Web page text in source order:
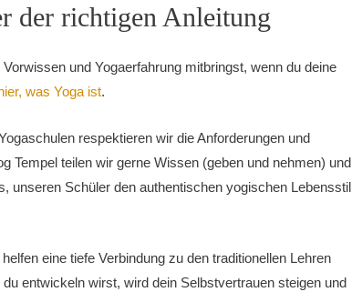
der richtigen Anleitung
und Yogaerfahrung mitbringst, wenn du deine
was Yoga ist.
respektieren wir die Anforderungen und
Tempel teilen wir gerne Wissen (geben und nehmen) und
unseren Schüler den authentischen yogischen Lebensstil
eine tiefe Verbindung zu den traditionellen Lehren
entwickeln wirst, wird dein Selbstvertrauen steigen und